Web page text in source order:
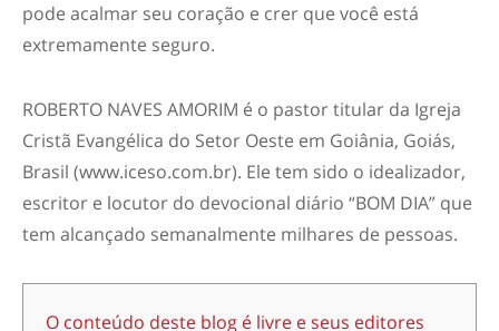
pode acalmar seu coração e crer que você está
extremamente seguro.
ROBERTO NAVES AMORIM é o pastor titular da Igreja
Cristã Evangélica do Setor Oeste em Goiânia, Goiás,
Brasil (www.iceso.com.br). Ele tem sido o idealizador,
escritor e locutor do devocional diário “BOM DIA” que
tem alcançado semanalmente milhares de pessoas.
O conteúdo deste blog é livre e seus editores